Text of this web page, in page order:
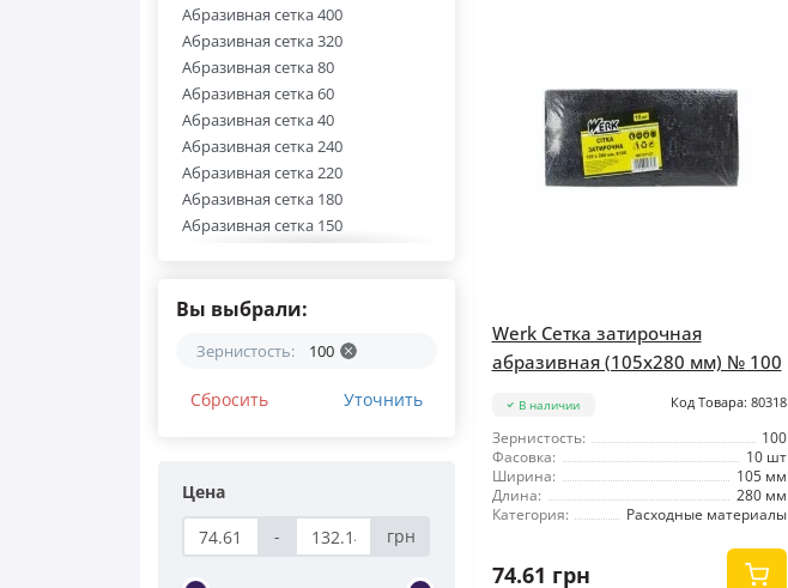
Абразивная сетка 400
Абразивная сетка 320
Абразивная сетка 80
Абразивная сетка 60
Абразивная сетка 40
Абразивная сетка 240
Абразивная сетка 220
Абразивная сетка 180
Абразивная сетка 150
Сетка абразивная WERK
Вы выбрали:
Зернистость: 100
Сбросить Уточнить
Цена
-
грн
Werk Сетка затирочная
абразивная (105x280 мм) № 100
В наличии Код Товара: 80318
Зернистость:
100
Фасовка:
10 шт
Ширина:
105 мм
Длина:
280 мм
Категория:
Расходные материалы
74.61 грн